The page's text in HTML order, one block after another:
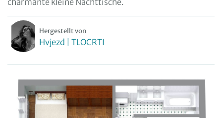
charmante kleine Nachttische.
Hergestellt von
Hvjezd | TLOCRTI